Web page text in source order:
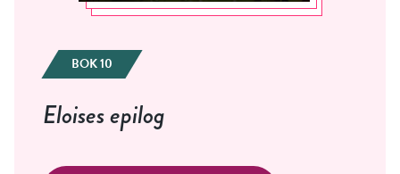
BOK 10
Eloises epilog